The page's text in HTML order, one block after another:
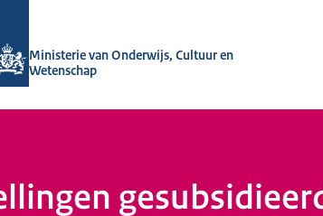
Ministerie van Onderwijs, Cultuur en
Wetenschap